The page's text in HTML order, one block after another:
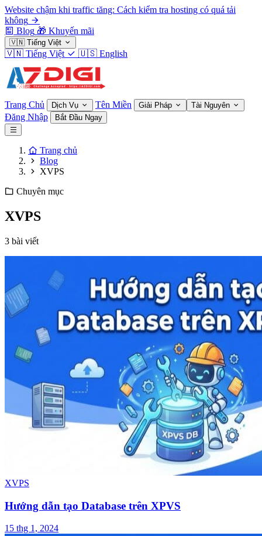
Website chậm khi traffic tăng: Cách kiểm tra hosting có quá tải
không
Blog 🎁 Khuyến mãi
🇻🇳 Tiếng Việt
🇻🇳 Tiếng Việt 🇺🇸 English
Trang Chủ Dịch Vụ Tên Miền Giải Pháp Tài Nguyên
Đăng Nhập Bắt Đầu Ngay
Trang chủ
Blog
XVPS
Chuyên mục
XVPS
3 bài viết
XVPS
Hướng dẫn tạo Database trên XPVS
15 thg 1, 2024